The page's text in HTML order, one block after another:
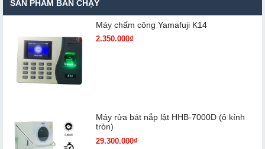
SẢN PHẨM BÁN CHẠY
Máy chấm cô​ng Yamafuji K14
2.350.000₫
Máy rửa bát nắp lật HHB-7000D (ô kính
tròn)
29.300.000₫